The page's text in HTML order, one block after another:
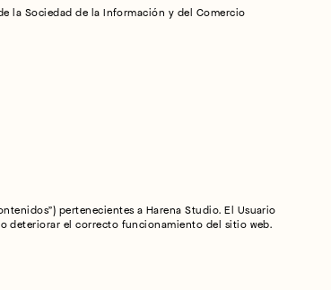
la Sociedad de la Información y del Comercio
pertenecientes a Harena Studio. El Usuario
deteriorar el correcto funcionamiento del sitio web.